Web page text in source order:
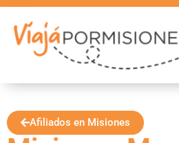
Afiliados en Misiones